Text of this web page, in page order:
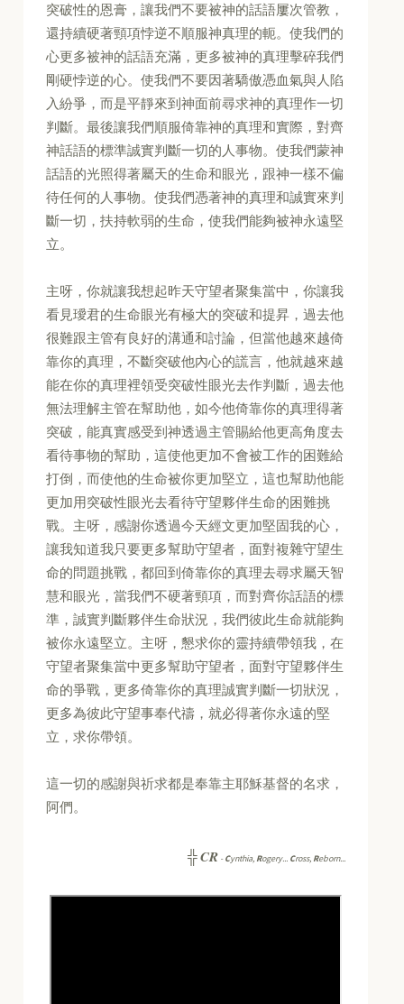
突破性的恩膏，讓我們不要被神的話語屢次管教，
還持續硬著頸項悖逆不順服神真理的軛。使我們的
心更多被神的話語充滿，更多被神的真理擊碎我們
剛硬悖逆的心。使我們不要因著驕傲憑血氣與人陷
入紛爭，而是平靜來到神面前尋求神的真理作一切
判斷。最後讓我們順服倚靠神的真理和實際，對齊
神話語的標準誠實判斷一切的人事物。使我們蒙神
話語的光照得著屬天的生命和眼光，跟神一樣不偏
待任何的人事物。使我們憑著神的真理和誠實來判
斷一切，扶持軟弱的生命，使我們能夠被神永遠堅
立。
主呀，你就讓我想起昨天守望者聚集當中，你讓我
看見璦君的生命眼光有極大的突破和提昇，過去他
很難跟主管有良好的溝通和討論，但當他越來越倚
靠你的真理，不斷突破他內心的謊言，他就越來越
能在你的真理裡領受突破性眼光去作判斷，過去他
無法理解主管在幫助他，如今他倚靠你的真理得著
突破，能真實感受到神透過主管賜給他更高角度去
看待事物的幫助，這使他更加不會被工作的困難給
打倒，而使他的生命被你更加堅立，這也幫助他能
更加用突破性眼光去看待守望夥伴生命的困難挑
戰。主呀，感謝你透過今天經文更加堅固我的心，
讓我知道我只要更多幫助守望者，面對複雜守望生
命的問題挑戰，都回到倚靠你的真理去尋求屬天智
慧和眼光，當我們不硬著頸項，而對齊你話語的標
準，誠實判斷夥伴生命狀況，我們彼此生命就能夠
被你永遠堅立。主呀，懇求你的靈持續帶領我，在
守望者聚集當中更多幫助守望者，面對守望夥伴生
命的爭戰，更多倚靠你的真理誠實判斷一切狀況，
更多為彼此守望事奉代禱，就必得著你永遠的堅
立，求你帶領。
這一切的感謝與祈求都是奉靠主耶穌基督的名求，
阿們。
╬CR -Cynthia, Rogery... Cross, Reborn...